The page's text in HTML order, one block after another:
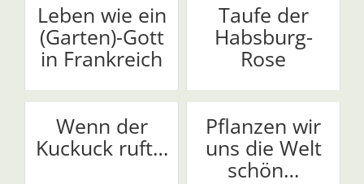
Leben wie ein
(Garten)-Gott
in Frankreich
Taufe der
Habsburg-
Rose
Wenn der
Kuckuck ruft…
Pflanzen wir
uns die Welt
schön…